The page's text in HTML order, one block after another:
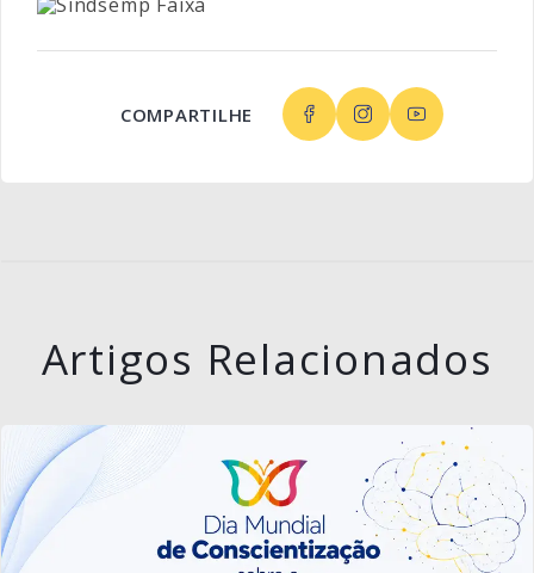
COMPARTILHE
Artigos Relacionados